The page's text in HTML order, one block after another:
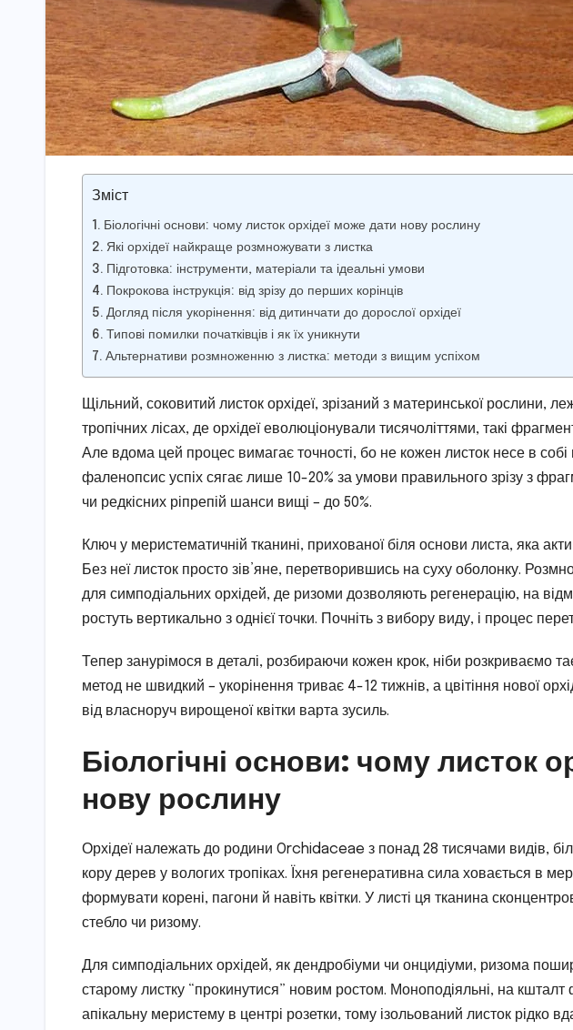
Зміст
Біологічні основи: чому листок орхідеї може дати нову рослину
Які орхідеї найкраще розмножувати з листка
Підготовка: інструменти, матеріали та ідеальні умови
Покрокова інструкція: від зрізу до перших корінців
Догляд після укорінення: від дитинчати до дорослої орхідеї
Типові помилки початківців і як їх уникнути
Альтернативи розмноженню з листка: методи з вищим успіхом
Щільний, соковитий листок орхідеї, зрізаний з материнської рослини,
тропічних лісах, де орхідеї еволюціонували тисячоліттями, такі
Але вдома цей процес вимагає точності, бо не кожен листок несе в собі
фаленопсис успіх сягає лише 10-20% за умови правильного зрізу з
чи редкісних ріпрепій шанси вищі – до 50%.
Ключ у меристематичній тканині, прихованої біля основи листа, яка
Без неї листок просто зів’яне, перетворившись на суху оболонку.
для симподіальних орхідей, де ризоми дозволяють регенерацію, на
ростуть вертикально з однієї точки. Почніть з вибору виду, і процес
Тепер занурімося в деталі, розбираючи кожен крок, ніби розкриваємо
метод не швидкий – укорінення триває 4-12 тижнів, а цвітіння нової
від власноруч вирощеної квітки варта зусиль.
Біологічні основи: чому листок
нову рослину
Орхідеї належать до родини Orchidaceae з понад 28 тисячами видів,
кору дерев у вологих тропіках. Їхня регенеративна сила ховається в
формувати корені, пагони й навіть квітки. У листі ця тканина
стебло чи ризому.
Для симподіальних орхідей, як дендробіуми чи онцидіуми, ризома
старому листку “прокинутися” новим ростом. Моноподіяльні, на
апікальну меристему в центрі розетки, тому ізольований листок рідко